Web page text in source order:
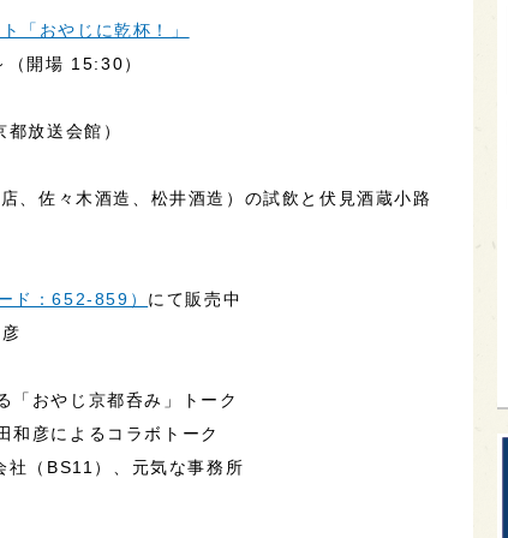
「おやじに乾杯！」
開場 15:30）
放送会館）
佐々木酒造、松井酒造）の試飲と伏見酒蔵小路
ド：652-859） にて販売中
「おやじ京都呑み」トーク
和彦によるコラボトーク
社（BS11）、元気な事務所